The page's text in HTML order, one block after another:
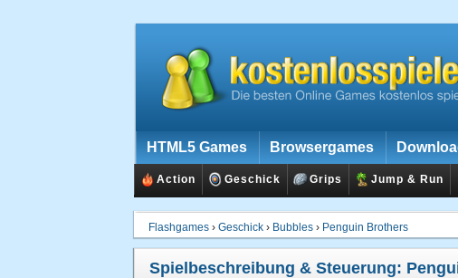
HTML5 Games Browsergames
Action Geschick Grips Jump & Run
Flashgames › Geschick › Bubbles › Penguin Brothers
Spielbeschreibung & Steuerung: